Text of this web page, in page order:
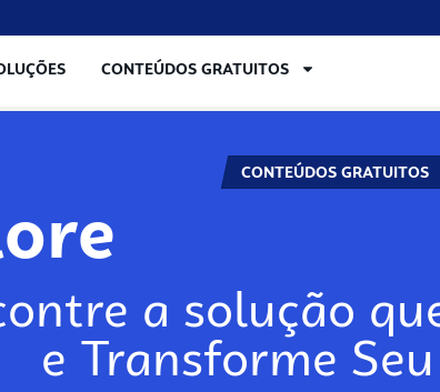
CONTEÚDOS GRATUITOS
CONTEÚDOS GRATUITOS
a solução
e Transforme